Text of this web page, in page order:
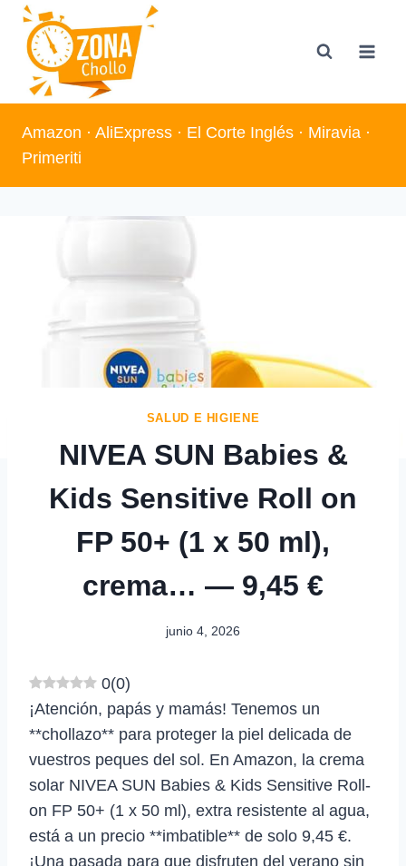
Saltar
contenido
Amazon · AliExpress · El Corte Inglés · Miravia ·
Primeriti
SALUD E HIGIENE
NIVEA SUN Babies &
Kids Sensitive Roll on
FP 50+ (1 x 50 ml),
crema… — 9,45 €
junio 4, 2026
0(0)
¡Atención, papás y mamás! Tenemos un
**chollazo** para proteger la piel delicada de
vuestros peques del sol. En Amazon, la crema
solar NIVEA SUN Babies & Kids Sensitive Roll-
on FP 50+ (1 x 50 ml), extra resistente al agua,
está a un precio **imbatible** de solo 9,45 €.
¡Una pasada para que disfruten del verano sin